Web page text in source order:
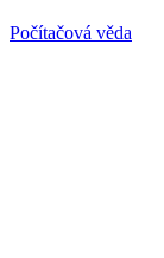
Počítačová věda